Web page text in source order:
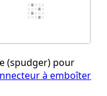
(spudger) pour
à emboîter